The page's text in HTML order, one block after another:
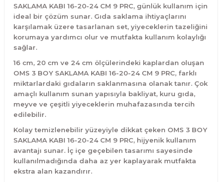
SAKLAMA KABI 16-20-24 CM 9 PRC, günlük kullanım için
ideal bir çözüm sunar. Gıda saklama ihtiyaçlarını
karşılamak üzere tasarlanan set, yiyeceklerin tazeliğini
korumaya yardımcı olur ve mutfakta kullanım kolaylığı
sağlar.
16 cm, 20 cm ve 24 cm ölçülerindeki kaplardan oluşan
OMS 3 BOY SAKLAMA KABI 16-20-24 CM 9 PRC, farklı
miktarlardaki gıdaların saklanmasına olanak tanır. Çok
amaçlı kullanım sunan yapısıyla bakliyat, kuru gıda,
meyve ve çeşitli yiyeceklerin muhafazasında tercih
edilebilir.
Kolay temizlenebilir yüzeyiyle dikkat çeken OMS 3 BOY
SAKLAMA KABI 16-20-24 CM 9 PRC, hijyenik kullanım
avantajı sunar. İç içe geçebilen tasarımı sayesinde
kullanılmadığında daha az yer kaplayarak mutfakta
ekstra alan kazandırır.